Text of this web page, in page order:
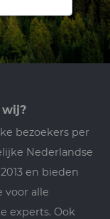
wij?
bezoekers per
Nederlandse
en bieden
voor alle
experts. Ook